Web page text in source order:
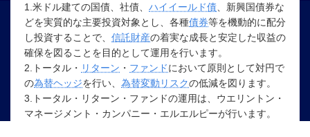
1.米ドル建ての国債、社債、 ハイイールド債 、新興国債券な
どを実質的な主要投資対象とし、各種債券等を機動的に配分
し投資することで、 信託財産の着実な成長と安定した収益の
確保を図ることを目的として運用を行います。
2.トータル・ リターン ・ ファンドにおいて原則として対円で
の為替ヘッジを行い、 為替変動リスクの低減を図ります。
3.トータル・リターン・ファンドの運用は、ウエリントン・
マネージメント・カンパニー・エルエルピーが行います。